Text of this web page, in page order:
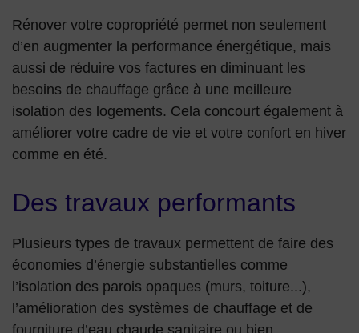
Rénover votre copropriété permet non seulement
d’en augmenter la performance énergétique, mais
aussi de réduire vos factures en diminuant les
besoins de chauffage grâce à une meilleure
isolation des logements. Cela concourt également à
améliorer votre cadre de vie et votre confort en hiver
comme en été.
Des travaux performants
Plusieurs types de travaux permettent de faire des
économies d’énergie substantielles comme
l’isolation des parois opaques (murs, toiture...),
l’amélioration des systèmes de chauffage et de